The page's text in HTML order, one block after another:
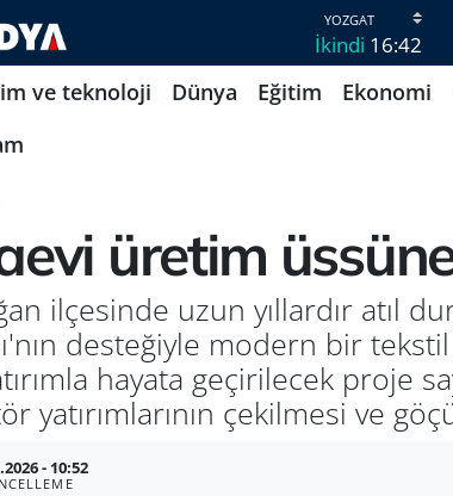
İkindi 16:42
ve teknoloji Dünya Eğitim Ekonomi
üretim
ilçesinde uzun yıllardır atıl
desteğiyle modern bir
hayata geçirilecek proje
yatırımlarının çekilmesi ve
- 10:52